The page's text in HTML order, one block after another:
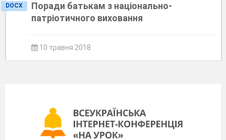
DOCX
Поради батькам з національно-
патріотичного виховання
10 травня 2018